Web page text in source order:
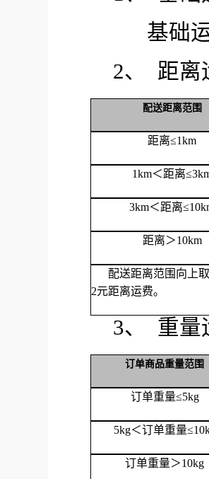
基础运
2、 距离
配送距离范围
距离≤1km
1km＜距离
3km＜距离
距离＞10km
配送距离范围向上
2元距离运费。
3、 重量
订单商品重量范围
订单重量≤5kg
5kg＜订单重量
订单重量＞10kg